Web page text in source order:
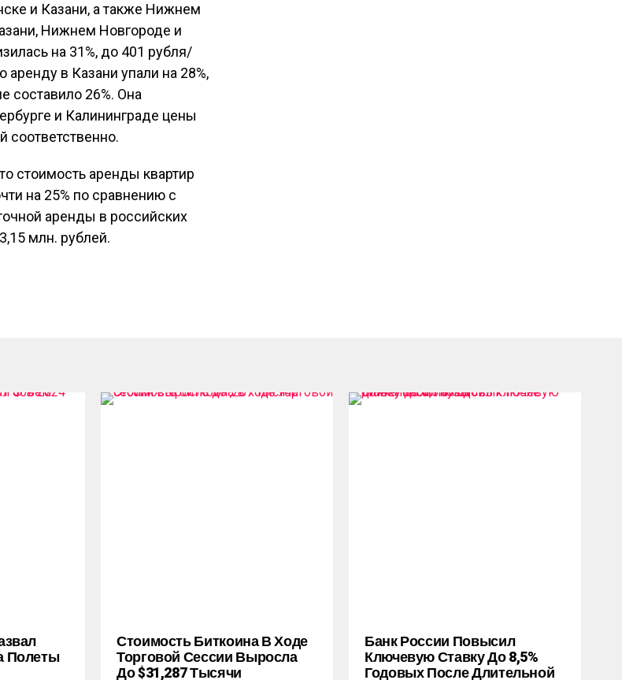
и Казани, а также Нижнем
Нижнем Новгороде и
на 31%, до 401 рубля/
в Казани упали на 28%,
составило 26%. Она
и Калининграде цены
соответственно.
стоимость аренды квартир
на 25% по сравнению с
аренды в российских
млн. рублей.
Полеты
Стоимость Биткоина В Ходе
Торговой Сессии Выросла
До $31,287 Тысячи
Банк России Повысил
Ключевую Ставку До 8,5%
Годовых После Длительной